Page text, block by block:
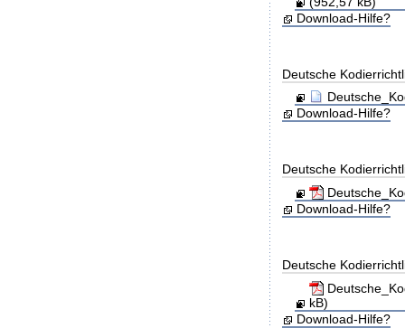
Download-Hilfe?
Deutsche
Download-Hilfe?
Deutsche
Download-Hilfe?
Deutsche
kB)
Download-Hilfe?